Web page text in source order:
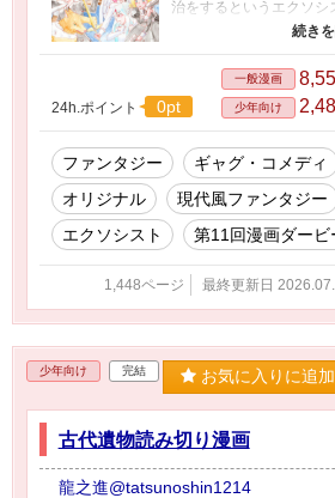
治をするというエクソシ
2010年から描き始めた
ん。少しずつアップして
製本版20巻まで販売中で
てます。20巻で本編完結
スピンオフなど執筆中で
24h.ポイント 0pt
一般漫画
少年向け
ファンタジー ギャグ・コメディ
オリジナル
現代風ファンタジー
エクソシスト
第11回漫画ダービ
1,448ページ 最終更新日
少年向け 完結 お気に入りに追加
古代遺物読み切り漫画
龍之進@tatsunoshin1214